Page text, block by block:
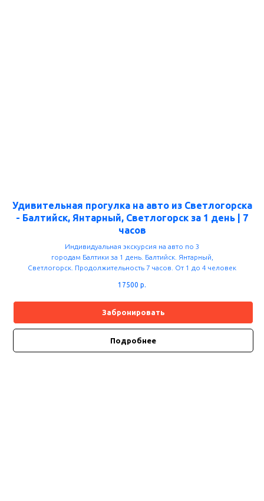
Удивительная прогулка на авто из Светлогорска
- Балтийск, Янтарный, Светлогорск за 1 день | 7
часов
Индивидуальная экскурсия на авто по 3
городам Балтики за 1 день. Балтийск. Янтарный,
Светлогорск. Продолжительность 7 часов. От 1 до 4 человек
17500 р.
Забронировать
Подробнее